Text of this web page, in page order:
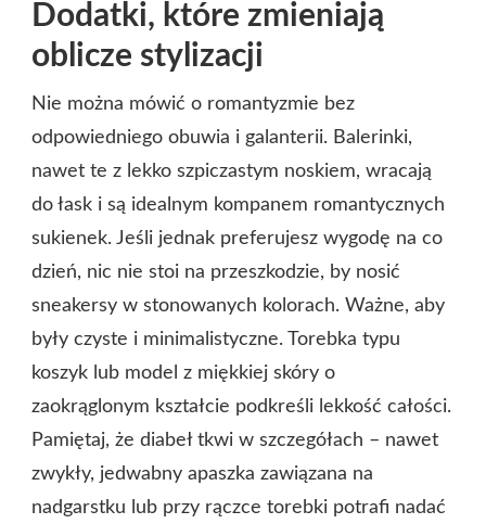
Dodatki, które zmieniają
oblicze stylizacji
Nie można mówić o romantyzmie bez
odpowiedniego obuwia i galanterii. Balerinki,
nawet te z lekko szpiczastym noskiem, wracają
do łask i są idealnym kompanem romantycznych
sukienek. Jeśli jednak preferujesz wygodę na co
dzień, nic nie stoi na przeszkodzie, by nosić
sneakersy w stonowanych kolorach. Ważne, aby
były czyste i minimalistyczne. Torebka typu
koszyk lub model z miękkiej skóry o
zaokrąglonym kształcie podkreśli lekkość całości.
Pamiętaj, że diabeł tkwi w szczegółach – nawet
zwykły, jedwabny apaszka zawiązana na
nadgarstku lub przy rączce torebki potrafi nadać